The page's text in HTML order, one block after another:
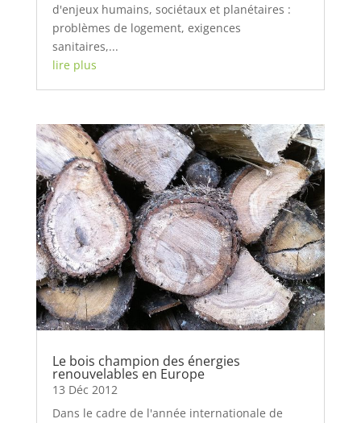
d'enjeux humains, sociétaux et planétaires :
problèmes de logement, exigences
sanitaires,...
lire plus
Le bois champion des énergies
renouvelables en Europe
13 Déc 2012
Dans le cadre de l'année internationale de